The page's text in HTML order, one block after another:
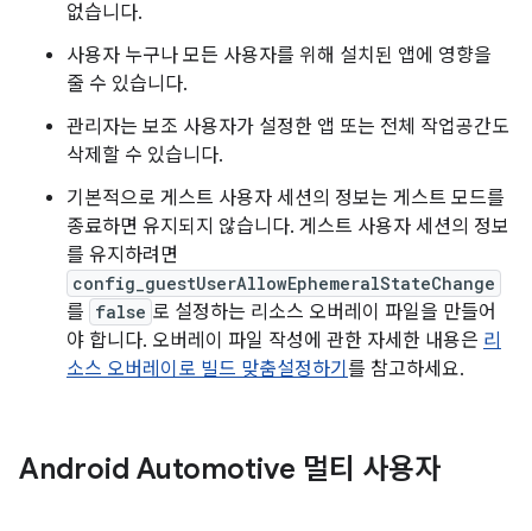
없습니다.
사용자 누구나 모든 사용자를 위해 설치된 앱에 영향을
줄 수 있습니다.
관리자는 보조 사용자가 설정한 앱 또는 전체 작업공간도
삭제할 수 있습니다.
기본적으로 게스트 사용자 세션의 정보는 게스트 모드를
종료하면 유지되지 않습니다. 게스트 사용자 세션의 정보
를 유지하려면
config_guestUserAllowEphemeralStateChange
를 false 로 설정하는 리소스 오버레이 파일을 만들어
야 합니다. 오버레이 파일 작성에 관한 자세한 내용은 리
소스 오버레이로 빌드 맞춤설정하기 를 참고하세요.
Android Automotive 멀티 사용자